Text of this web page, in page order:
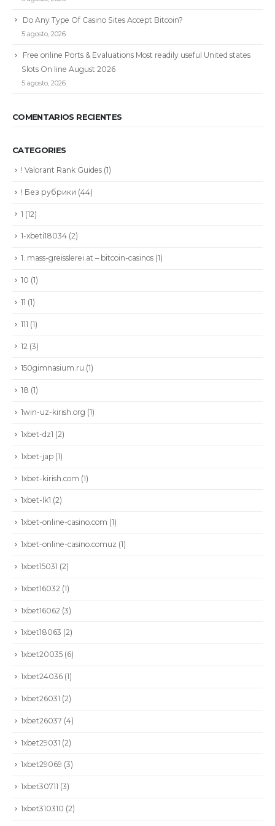
Do Any Type Of Casino Sites Accept Bitcoin?
5 agosto, 2026
Free online Ports & Evaluations Most readily useful United states
Slots On line August 2026
5 agosto, 2026
COMENTARIOS RECIENTES
CATEGORIES
! Valorant Rank Guides (1)
! Без рубрики (44)
1 (12)
1-xbeti18034 (2)
1. mass-greisslerei.at – bitcoin-casinos (1)
10 (1)
11 (1)
111 (1)
12 (3)
150gimnasium.ru (1)
18 (1)
1win-uz-kirish.org (1)
1xbet-dz1 (2)
1xbet-jap (1)
1xbet-kirish.com (1)
1xbet-lk1 (2)
1xbet-online-casino.com (1)
1xbet-online-casino.comuz (1)
1xbet15031 (2)
1xbet16032 (1)
1xbet16062 (3)
1xbet18063 (2)
1xbet20035 (6)
1xbet24036 (1)
1xbet26031 (2)
1xbet26037 (4)
1xbet29031 (2)
1xbet29069 (3)
1xbet30711 (3)
1xbet310310 (2)